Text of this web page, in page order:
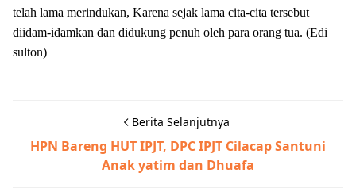
telah lama merindukan, Karena sejak lama cita-cita tersebut
diidam-idamkan dan didukung penuh oleh para orang tua. (Edi
sulton)
Berita Selanjutnya
HPN Bareng HUT IPJT, DPC IPJT Cilacap Santuni
Anak yatim dan Dhuafa